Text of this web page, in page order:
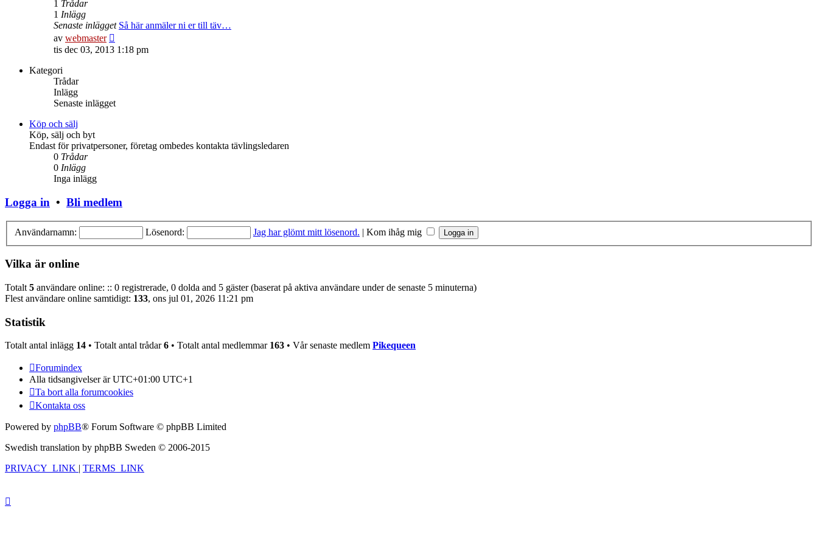
1 Trådar
1 Inlägg
Senaste inlägget Så här anmäler ni er till täv…
av webmaster
till
tis dec 03, 2013 1:18 pm
Kategori
Trådar
Inlägg
Senaste inlägget
Köp och sälj
Köp, sälj och byt
Endast för privatpersoner, företag ombedes kontakta tävlingsledaren
0 Trådar
0 Inlägg
Inga inlägg
Logga in • Bli medlem
Användarnamn: Lösenord: Jag har glömt mitt lösenord. | Kom ihåg mig
Vilka är online
Totalt 5 användare online: :: 0 registrerade, 0 dolda and 5 gäster (baserat på aktiva användare under de senaste 5 minuterna)
Flest användare online samtidigt: 133, ons jul 01, 2026 11:21 pm
Statistik
Totalt antal inlägg 14 • Totalt antal trådar6 • Totalt antal medlemmar 163 • Vår senaste medlem Pikequeen
Forumindex
Alla tidsangivelser är UTC+01:00 UTC+1
Ta bort alla forumcookies
Kontakta oss
Powered by phpBB® Forum Software © phpBB Limited
Swedish translation by phpBB Sweden © 2006-2015
PRIVACY_LINK | TERMS_LINK